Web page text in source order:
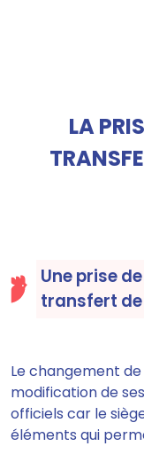
LA
Une prise
transfert de
Le changement de
modification de
officiels car le
éléments qui